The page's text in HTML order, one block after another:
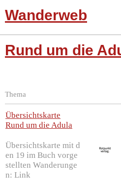
Wanderweb
Rund um die
Thema
Übersichtskarte
Rund um die Adula
Übersichtskarte mit d
en 19 im Buch vorge
stellten Wanderunge
n: Link